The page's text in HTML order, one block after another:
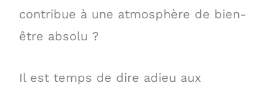
contribue à une atmosphère de bien-
être absolu ?
Il est temps de dire adieu aux